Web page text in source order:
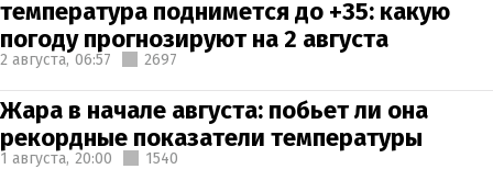
температура поднимется до +35: какую
погоду прогнозируют на 2 августа
2 августа, 06:57 2697
Жара в начале августа: побьет ли она
рекордные показатели температуры
1 августа, 20:00 1540